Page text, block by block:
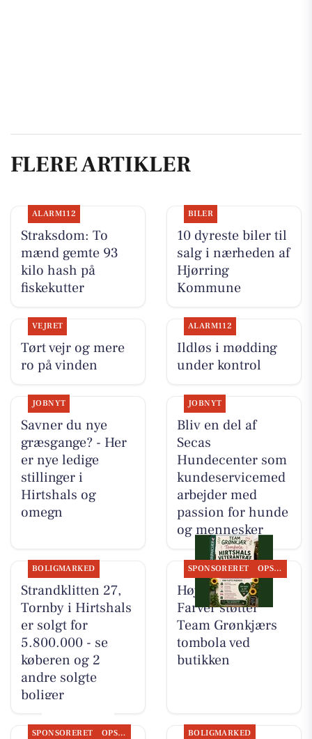
FLERE ARTIKLER
ALARM112
Straksdom: To
mænd gemte 93
kilo hash på
fiskekutter
BILER
10 dyreste biler til
salg i nærheden af
Hjørring
Kommune
VEJRET
Tørt vejr og mere
ro på vinden
ALARM112
Ildløs i mødding
under kontrol
JOBNYT
Savner du nye
græsgange? - Her
er nye ledige
stillinger i
Hirtshals og
omegn
JOBNYT
Bliv en del af
Secas
Hundecenter som
kundeservicemed
arbejder med
passion for hunde
og mennesker
BOLIGMARKED
Strandklitten 27,
Tornby i Hirtshals
er solgt for
5.800.000 - se
køberen og 2
andre solgte
boliger
SPONSORERET OPSLAGSTAVLEN
Høj Data/Høj
Farver støtter
Team Grønkjærs
tombola ved
butikken
SPONSORERET OPSLAGSTAVLEN BOLIGMARKED